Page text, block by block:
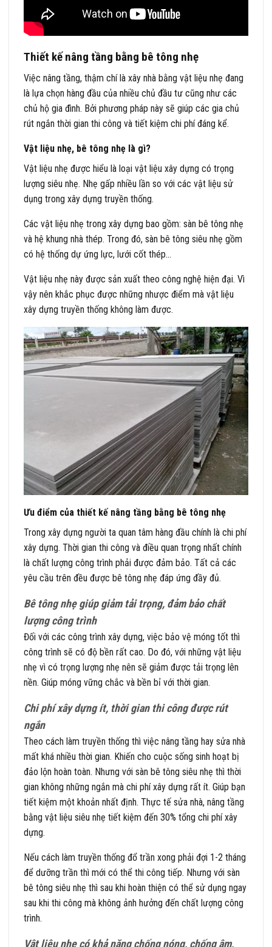
Thiết kế nâng tầng bằng bê tông nhẹ
Việc nâng tầng, thậm chí là xây nhà bằng vật liệu nhẹ đang
là lựa chọn hàng đầu của nhiều chủ đầu tư cũng như các
chủ hộ gia đình. Bởi phương pháp này sẽ giúp các gia chủ
rút ngắn thời gian thi công và tiết kiệm chi phí đáng kể.
Vật liệu nhẹ, bê tông nhẹ là gì?
Vật liệu nhẹ được hiểu là loại vật liệu xây dựng có trọng
lượng siêu nhẹ. Nhẹ gấp nhiều lần so với các vật liệu sử
dụng trong xây dựng truyền thống.
Các vật liệu nhẹ trong xây dựng bao gồm: sàn bê tông nhẹ
và hệ khung nhà thép. Trong đó, sàn bê tông siêu nhẹ gồm
có hệ thống dự ứng lực, lưới cốt thép…
Vật liệu nhẹ này được sản xuất theo công nghệ hiện đại. Vì
vậy nên khắc phục được những nhược điểm mà vật liệu
xây dựng truyền thống không làm được.
Ưu điểm của thiết kế nâng tầng bằng bê tông nhẹ
Trong xây dựng người ta quan tâm hàng đầu chính là chi phí
xây dựng. Thời gian thi công và điều quan trọng nhất chính
là chất lượng công trình phải được đảm bảo. Tất cả các
yêu cầu trên đều được bê tông nhẹ đáp ứng đầy đủ.
Bê tông nhẹ giúp giảm tải trọng, đảm bảo chất
lượng công trình
Đối với các công trình xây dựng, việc bảo vệ móng tốt thì
công trình sẽ có độ bền rất cao. Do đó, với những vật liệu
nhẹ vì có trọng lượng nhẹ nên sẽ giảm được tải trọng lên
nền. Giúp móng vững chắc và bền bỉ với thời gian.
Chi phí xây dựng ít, thời gian thi công được rút
ngắn
Theo cách làm truyền thống thì việc nâng tầng hay sửa nhà
mất khá nhiều thời gian. Khiến cho cuộc sống sinh hoạt bị
đảo lộn hoàn toàn. Nhưng với sàn bê tông siêu nhẹ thì thời
gian không những ngắn mà chi phí xây dựng rất ít. Giúp bạn
tiết kiệm một khoản nhất định. Thực tế sửa nhà, nâng tầng
bằng vật liệu siêu nhẹ tiết kiệm đến 30% tổng chi phí xây
dựng.
Nếu cách làm truyền thống đổ trần xong phải đợi 1-2 tháng
để dưỡng trần thì mới có thể thi công tiếp. Nhưng với sàn
bê tông siêu nhẹ thì sau khi hoàn thiện có thể sử dụng ngay
sau khi thi công mà không ảnh hưởng đến chất lượng công
trình.
Vật liệu nhẹ có khả năng chống nóng, chống âm,